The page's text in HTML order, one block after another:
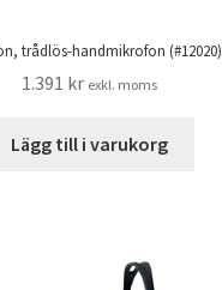
trådlös-handmikrofon (#12020)
1.391 kr exkl. moms
Lägg till i varukorg